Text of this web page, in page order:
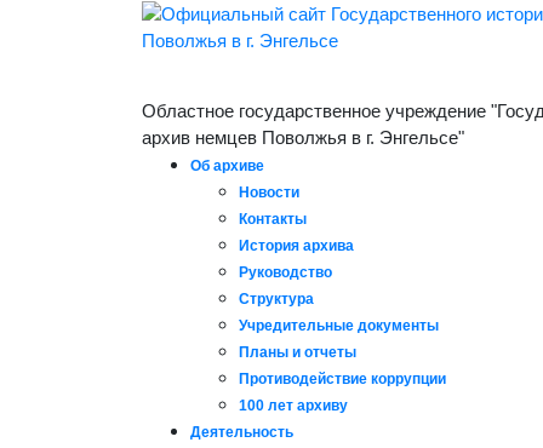
Областное государственное учреждение
архив немцев Поволжья в г. Энгельсе"
Об архиве
Новости
Контакты
История архива
Руководство
Структура
Учредительные документы
Планы и отчеты
Противодействие коррупции
100 лет архиву
Деятельность